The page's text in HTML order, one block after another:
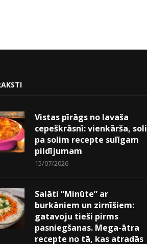
Vistas pīrāgs no lavaša
cepeškrāsnī: vienkārša, soli
pa solim recepte sulīgam
pildījumam
15/07/2026
Salāti “Minūte” ar
burkāniem un zirnīšiem:
gatavoju tieši pirms
pasniegšanas. Mega-ātra
recepte no tā, kas atradās